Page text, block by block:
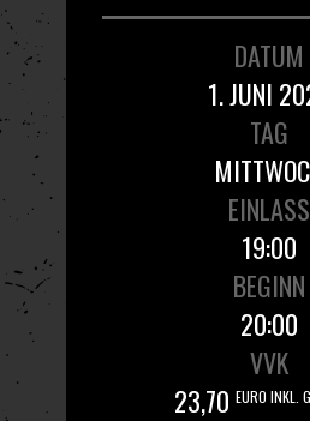
DATUM
1. JUNI
TAG
EINLASS
19:00
BEGINN
20:00
VVK
23,70 EURO INKL.